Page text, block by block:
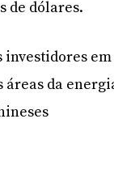
de dólares.
investidores em
áreas da